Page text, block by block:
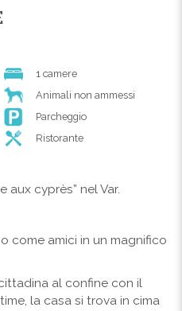
1 camere
Animali non ammessi
Parcheggio
Ristorante
aux cyprès” nel Var.
come amici in un magnifico
al confine con il
la casa si trova in cima